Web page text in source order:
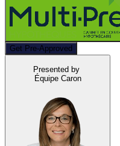
Get Pre-Approved
Presented by
Équipe Caron